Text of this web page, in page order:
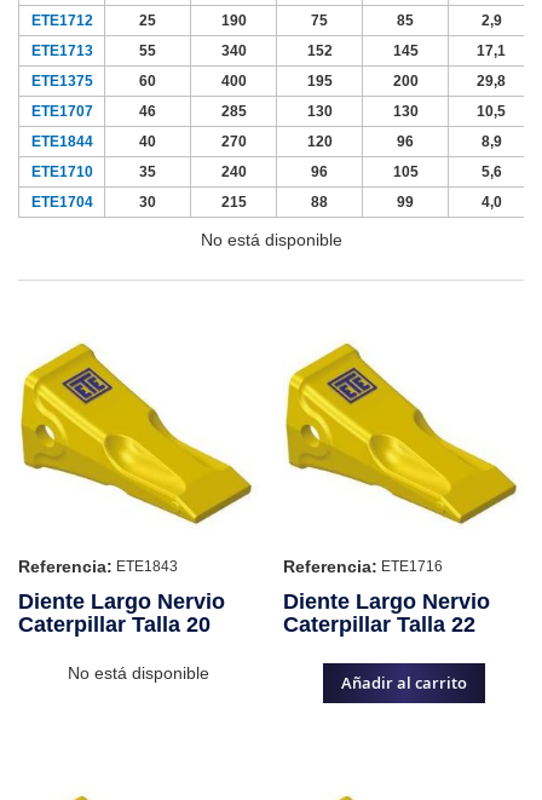
ETE1712
25 190 75 85
2,9
ETE1713
55 340 152 145
17,1
ETE1375
60 400 195 200
29,8
ETE1707
46 285 130 130
10,5
ETE1844
40 270 120 96
8,9
ETE1710
35 240 96 105
5,6
ETE1704
30 215 88 99 4,0
No está disponible
Referencia: ETE1843
Diente Largo Nervio
Caterpillar Talla 20
No está disponible
Referencia: ETE1716
Diente Largo Nervio
Caterpillar Talla 22
Añadir al carrito